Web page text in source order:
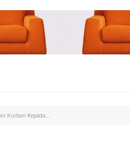
Kurban Kepada...